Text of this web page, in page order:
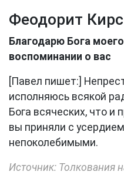
Феодорит
Благодарю Бога
воспоминании о вас
[Павел пишет:]
исполняюсь всякой
Бога всяческих, что и
вы приняли с
непоколебимыми.
Источник: Толкования